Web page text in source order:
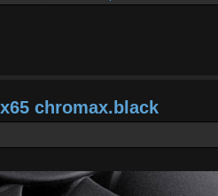
chromax.black